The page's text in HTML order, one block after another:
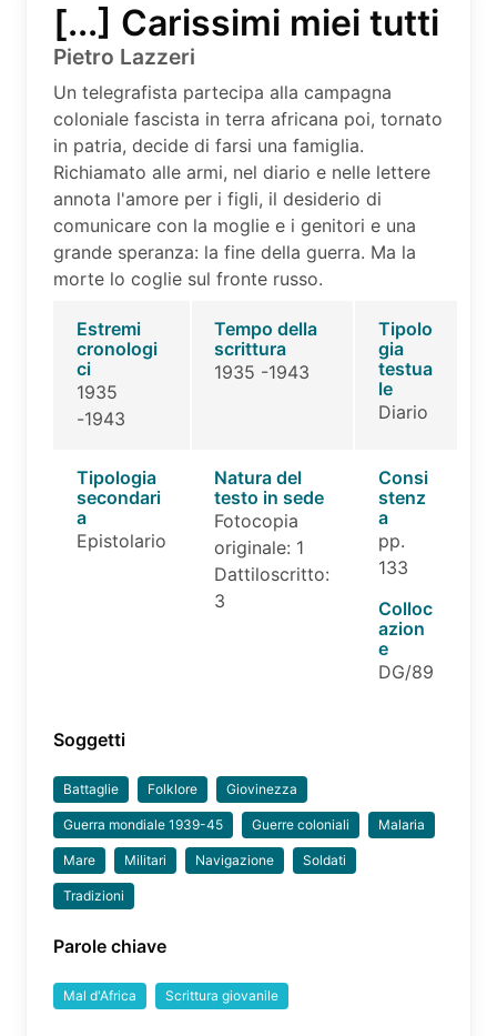
[...] Carissimi miei tutti
Pietro Lazzeri
Un telegrafista partecipa alla campagna
coloniale fascista in terra africana poi, tornato
in patria, decide di farsi una famiglia.
Richiamato alle armi, nel diario e nelle lettere
annota l'amore per i figli, il desiderio di
comunicare con la moglie e i genitori e una
grande speranza: la fine della guerra. Ma la
morte lo coglie sul fronte russo.
Estremi
cronologi
ci
1935
-1943
Tempo della
scrittura
1935 -1943
Tipolo
gia
testua
le
Diario
Tipologia
secondari
a
Epistolario
Natura del
testo in sede
Fotocopia
originale: 1
Dattiloscritto:
3
Consi
stenz
a
pp.
133
Colloc
azion
e
DG/89
Soggetti
Battaglie Folklore Giovinezza
Guerra mondiale 1939-45 Guerre coloniali Malaria
Mare Militari Navigazione Soldati
Tradizioni
Parole chiave
Mal d'Africa Scrittura giovanile